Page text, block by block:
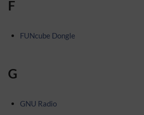
F
FUNcube Dongle
G
GNU Radio